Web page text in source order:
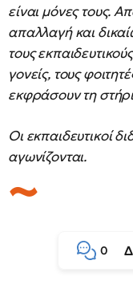
είναι μόνες τους.
απαλλαγή και
τους
γονείς, τους
εκφράσουν τη
Οι εκπαιδευτικοί
αγωνίζονται.
0